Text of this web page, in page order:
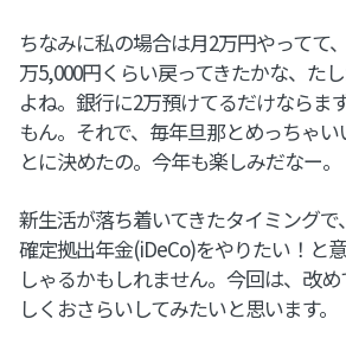
ちなみに私の場合は月2万円やってて
万5,000円くらい戻ってきたかな、た
よね。銀行に2万預けてるだけならま
もん。それで、毎年旦那とめっちゃ
とに決めたの。今年も楽しみだなー。
新生活が落ち着いてきたタイミング
確定拠出年金(iDeCo)をやりたい！と
しゃるかもしれません。今回は、改
しくおさらいしてみたいと思います。